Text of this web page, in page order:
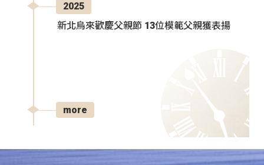
2025
新北烏來歡慶父親節 13位模範父親獲表揚
more